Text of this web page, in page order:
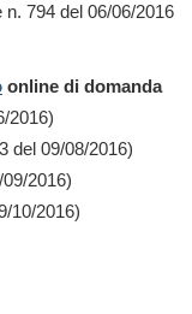
794 del 06/06/2016
online di domanda
2016)
del 09/08/2016)
2016)
10/2016)